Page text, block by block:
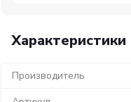
Характеристики
Производитель